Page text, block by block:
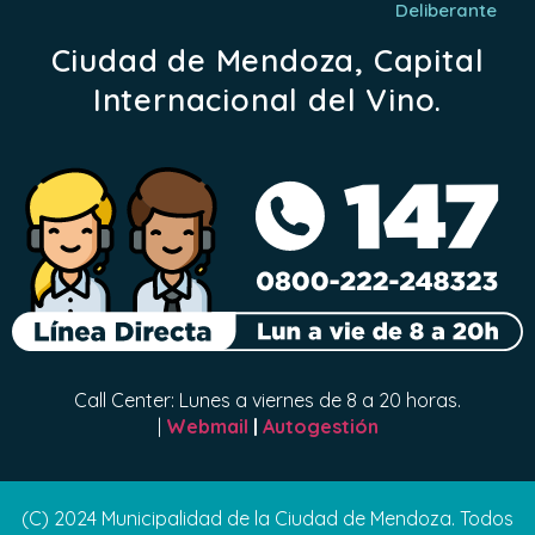
Deliberante
Ciudad de Mendoza, Capital
Internacional del Vino.
Call Center: Lunes a viernes de 8 a 20 horas.
Webmail | Autogestión
(C) 2024 Municipalidad de la Ciudad de Mendoza. Todos